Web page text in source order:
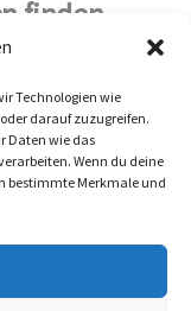
Technologien wie
darauf zuzugreifen.
Daten wie das
Wenn du deine
bestimmte Merkmale und
finden
B2B-